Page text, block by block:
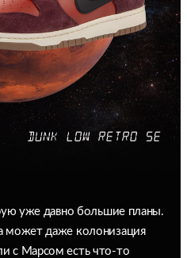
уже давно большие планы.
может даже колонизация
с Марсом есть что-то